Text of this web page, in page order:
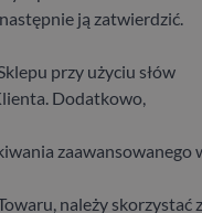
ją zatwierdzić.
przy użyciu słów
Dodatkowo,
zaawansowanego
należy skorzystać z